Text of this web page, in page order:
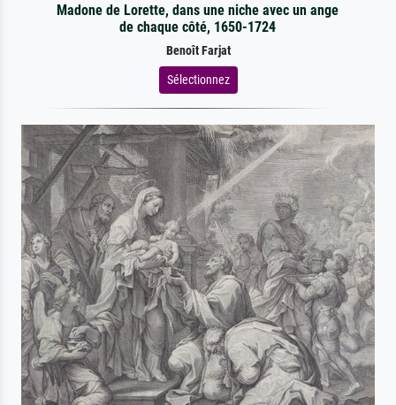
Madone de Lorette, dans une niche avec un ange
de chaque côté, 1650-1724
Benoît Farjat
Sélectionnez